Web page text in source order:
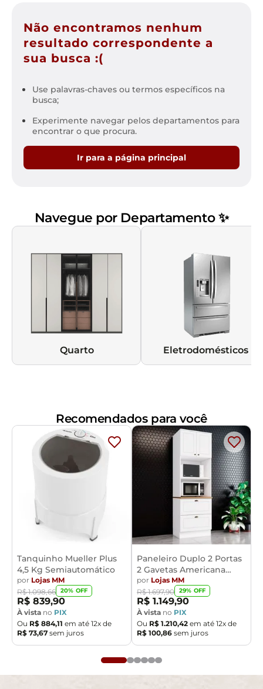
Não encontramos nenhum
resultado correspondente a
sua busca :(
Use palavras-chaves ou termos específicos na
busca;
Experimente navegar pelos departamentos para
encontrar o que procura.
Ir para a página principal
Navegue por Departamento ✨
Quarto Eletrodomésticos
Recomendados para você
Tanquinho Mueller Plus
4,5 Kg Semiautomático
por Lojas MM
R$ 1.098,66 20% OFF
R$ 839,90
À vista no PIX
Ou R$ 884,11 em até 12x de
R$ 73,67 sem juros
Paneleiro Duplo 2 Portas
2 Gavetas Americana
Henn
por Lojas MM
R$ 1.697,90 29% OFF
R$ 1.149,90
À vista no PIX
Ou R$ 1.210,42 em até 12x de
R$ 100,86 sem juros